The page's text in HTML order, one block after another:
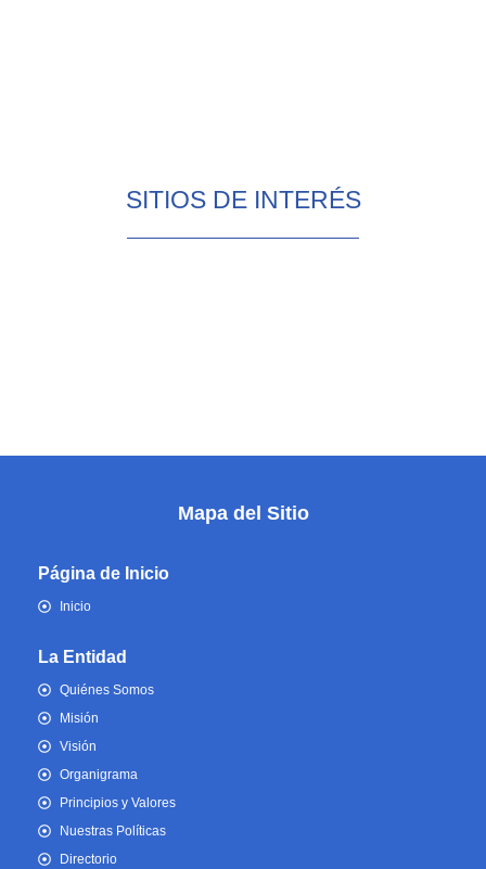
SITIOS DE INTERÉS
Mapa del Sitio
Página de Inicio
Inicio
La Entidad
Quiénes Somos
Misión
Visión
Organigrama
Principios y Valores
Nuestras Políticas
Directorio